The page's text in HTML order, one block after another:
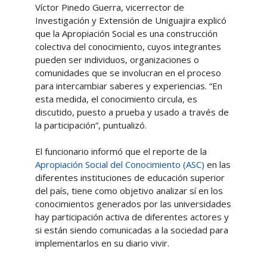
Víctor Pinedo Guerra, vicerrector de
Investigación y Extensión de Uniguajira explicó
que la Apropiación Social es una construcción
colectiva del conocimiento, cuyos integrantes
pueden ser individuos, organizaciones o
comunidades que se involucran en el proceso
para intercambiar saberes y experiencias. “En
esta medida, el conocimiento circula, es
discutido, puesto a prueba y usado a través de
la participación”, puntualizó.
El funcionario informó que el reporte de la
Apropiación Social del Conocimiento (ASC) en las
diferentes instituciones de educación superior
del país, tiene como objetivo analizar sí en los
conocimientos generados por las universidades
hay participación activa de diferentes actores y
si están siendo comunicadas a la sociedad para
implementarlos en su diario vivir.